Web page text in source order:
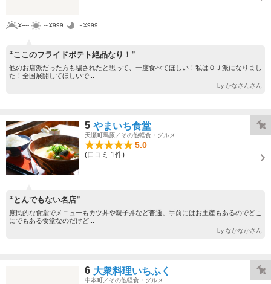
¥---- ～¥999 ～¥999
“ここのフライドポテト絶品なり！”
他のお店派だった方も騙されたと思って、一度食べてほしい！私はＯＪ派になりまし
た！全国展開してほしいで...
by かなさんさん
5 やまいち食堂
天瀬町馬原／その他軽食・グルメ
5.0
(口コミ 1件)
“とんでもない名店”
庶民的な食堂でメニューもカツ丼や親子丼など普通。手前にはお土産もあるのでどこ
にでもある食堂なのだけど...
by なかなかさん
6 大衆料理いちふく
中本町／その他軽食・グルメ